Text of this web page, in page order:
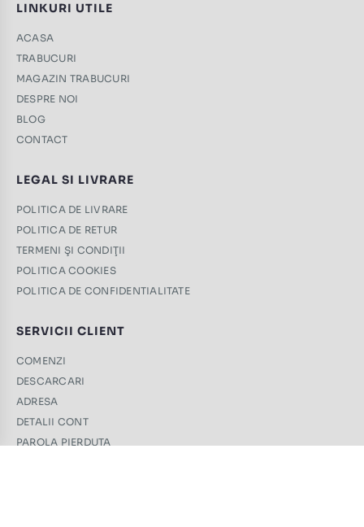
LINKURI UTILE
ACASA
TRABUCURI
MAGAZIN TRABUCURI
DESPRE NOI
BLOG
CONTACT
LEGAL SI LIVRARE
POLITICA DE LIVRARE
POLITICA DE RETUR
TERMENI ŞI CONDIŢII
POLITICA COOKIES
POLITICA DE CONFIDENTIALITATE
SERVICII CLIENT
COMENZI
DESCARCARI
ADRESA
DETALII CONT
PAROLA PIERDUTA